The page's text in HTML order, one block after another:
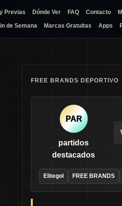
Previas Dónde Ver FAQ Contacto
de Semana Marcas Gratuitas Apps
FREE BRANDS DEPORTIVO
PAR
partidos
destacados
Elitegol FREE BRANDS